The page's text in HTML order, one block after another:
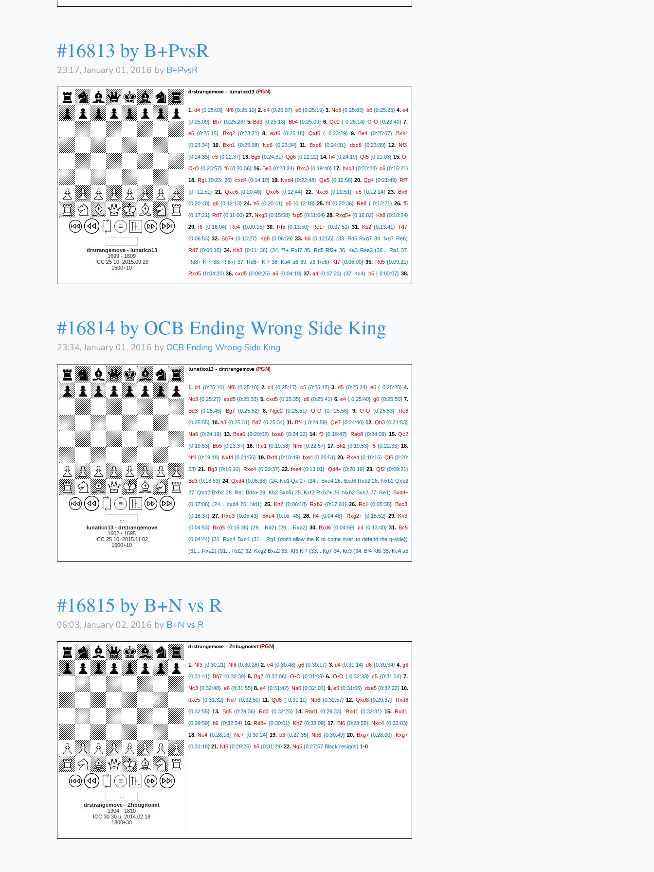
#16813 by B+PvsR
23:17, January 01, 2016 by B+PvsR
drstrangemove - lunatico13
1699 - 1609
ICC 25 10, 2015.09.29
1500+10
drstrangemove - lunatico13 (PGN)
1.d4 {0:25:03} Nf6 {0:25:10} 2.c4 {0:25:07} e6{0:25:19}3. Nc3{0:25:05} b6{0:25:25}4. e4
{0:25:09} Bb7{0:25:28}5.Bd3 {0:25:13} Bb4 {0:25:09} 6. Qe2{ 0:25:14} O-O {0:23:40} 7.
e5 {0:25:15} Bxg2{0:23:21}8. exf6{0:25:18} Qxf6 { 0:23:29}9.Be4 {0:25:07} Bxh1
{0:23:34} 10. Bxh1 {0:25:08} Nc6 {0:23:34} 11. Bxc6{0:24:31} dxc6{0:23:39}12.Nf3
{0:24:35} c5 {0:22:37} 13. Bg5 {0:24:31} Qg6 {0:22:22} 14. h4 {0:24:19} Qf5 {0:21:03} 15. O-
O-O {0:23:57} f6 {0:20:06} 16. Be3{0:23:24} Bxc3 {0:19:40} 17. bxc3{0:23:28} c6{0:16:21}
18. Rg1 {0:23: 26} cxd4{0:14:10} 19. Nxd4{0:22:48} Qe5 {0:12:58}20.Qg4 {0:21:49} Rf7
{0: 12:51} 21.Qxe6 {0:20:48} Qxe6{0:12:44} 22. Nxe6{0:20:51} c5{0:12:14}23. Bh6
{0:20:40} g6 {0:12:13} 24. h5{0:20:41} g5{0:12:18}25.f4 {0:20:36} Re8 { 0:12:21}26. f5
{0:17:21} Rd7 {0:11:00} 27. Nxg5 {0:15:58} fxg5 {0:11:04} 28. Rxg5+ {0:16:02} Kh8 {0:10:24}
29.f6 {0:16:04} Re4 {0:09:15}30. Rf5{0:13:50} Re1+ {0:07:51}31. Kb2{0:13:41} Rf7
{0:06:53} 32. Bg7+{0:13:27} Kg8{0:06:59} 33. h6{0:12:55} (33. Rd5 Rxg7 34. fxg7 Re6)
Rd7 {0:06:16} 34.Kb3 {0:11: 36} (34. f7+ Rxf7 35. Rd5 Rf2+ 36. Ka3 Ree2 (36... Ra1 37.
Rd8+ Kf7 38. Rf8+) 37. Rd8+ Kf7 38. Ka4 a6 39. a3 Re6) Kf7{0:06:00} 35. Rd5{0:09:21}
Rxd5 {0:04:20}36.cxd5 {0:09:25} a6 {0:04:19} 37.a4 {0:07:23} (37. Kc4) b5 { 0:03:07} 38.
axb5{0:06:50} axb5{0:03:14}39.c4{0:06:57} Re3+{0:02:45}40.Kc2{0:06:27} b4
{0:04:03} {0:03: 55} {0:02:26}
{0:02:10} 49. Kc1 {0:03:50} c3{0:02:16 } 50.Bh8 {0:03:43} b3{0:02:20} 51. Bg7{0:03:42}
b2+
{0:02:02}52. {0:03: 44} Rd1+
#16814 by OCB Ending Wrong Side King
23:34, January 01, 2016 by OCB Ending Wrong Side King
lunatico13 - drstrangemove
1602 - 1695
ICC 25 10, 2015.11.02
1500+10
lunatico13 - drstrangemove (PGN)
1.d4 {0:25:10} Nf6{0:25:10} 2. c4{0:25:17} c5{0:25:17}3.d5 {0:25:24} e6 { 0:25:25}4.
Nc3 {0:25:27} exd5{0:25:33} 5.cxd5 {0:25:35} d6{0:25:41} 6.e4 { 0:25:40} g6 {0:25:50}7.
Bd3 {0:25:45} Bg7 {0:25:52} 8. Nge2{0:25:51} O-O {0: 25:56} 9. O-O {0:25:53} Re8
{0:25:55} 10.h3 {0:25:31} Bd7 {0:25:34} 11.Bf4 { 0:24:59} Qe7 {0:24:40}12. Qb3{0:21:53}
Na6 {0:24:19} 13.Bxa6 {0:20:02} bxa6 {0:24:22}14. f3{0:19:47} Rab8{0:24:09} 15.Qc2
{0:19:53} Bb5{0:23:37} 16.Rfe1 {0:19:58} Nh5 {0:22:57} 17.Bh2 {0:19:53} f5 {0:22:33}18.
Nf4 {0:19:18} Nxf4 {0:21:56} 19. Bxf4{0:18:49} fxe4 {0:20:51} 20. Rxe4{0:18:16} Qf6{0:20:
53} 21. Bg3{0:16:10} Rxe4 {0:20:37}22.fxe4 {0:13:01} Qd4+{0:20:19} 23. Qf2{0:09:21}
Bd3 {0:18:53} 24.Qxd4 {0:06:38} (24. Nd1 Qxf2+ (24... Bxe4 25. Bxd6 Rxb2 26. Nxb2 Qxb2
27. Qxb2 Bxb2 28. Re1 Bd4+ 29. Kh2 Bxd5) 25. Kxf2 Rxb2+ 26. Nxb2 Bxb2 27. Re1) Bxd4+
{0:17:06} (24... cxd4 25. Nd1) 25. Kh2{0:06:18} Rxb2 {0:17:01} 26. Rc1 {0:05:38} Bxc3
{0:16:37} 27.Rxc3 {0:05:43} Bxe4{0:16: 45}28.h4 {0:04:48} Rxg2+{0:15:52}29. Kh3
{0:04:53} Bxd5 {0:15:38} (29... Rd2) (29... Rxa2) 30.Bxd6 {0:04:59} c4{0:13:40} 31. Bc5
{0:04:44} (31. Rxc4 Bxc4 (31... Rg1 {don't allow the K to come over to defend the q-side})
(31... Rxa2) (31... Rd2) 32. Kxg2 Bxa2 33. Kf3 Kf7 (33... Kg7 34. Ke3 (34. Bf4 Kf6 35. Ke4 a5
36. Kd3 Kf5 37. Bg5 (37. Be3 a4 38. Bxa7 a3 39. Kc3 Bd5 40. Kc2 Kg4 41. Bf2 h5 42. Be1)
Rxd3{0:04:03} (34. Rc1 c3)
{0:11:59} (36... a4 37. Ke5 (37. Bc1 a3 38. Ke3 a2 39. Bb2) (37. Bd2 a3 38. Ke3 a2 39.
Blunders half-a-point because it drops the d-pawn} (37... Bc6 38. Kd4 Bb5)
{0:03:43} Ke6{0:10:46} (40... h5 41. Kc2 g5 42. hxg5 h4 43. Kb2 h3 44. Be5) 41.Ke3{0 ??
Wrong way!} (41. Kd2 Kf5 42. Kc2 Kg4 43. Bf6 a1=Q 44. Bxa1 Kxh4 45. Kd2 Kg3 46. Bf6 h5
47. Ke1 h4 48. Kf1 h3 (48... g5 49. Bxg5 h3 50. Bd8 Bg2+ 51. Ke2 h2 52. Bc7+) (48... Bc4+
49. Kg1 g5 {!} 50. Bxg5 h3 51. Bd8 h2+ 52. Kh1 Bd5#) 49. Be5+ Kf3 50. Kg1 g5 51. Kh2 g4
52. Bg3) (41. Kc2 {! The only drawing move})
Kf5{0:10:50} (41... h5 42. Kd3 Kf5 43. Kc2 Kg4
44. Bf6 a1=Q 45. Bxa1 Kxh4 46. Kd2 Kg3 47. Be5+ Kf3 48. Bf6 Bc4 49. Ke1 Kg3 50. Be5+ Kf3
51. Bf6 Kg4 52. Kf2 Bd5 53. Be5 g5 54. Bf6 h4 55. Bd8 Kf4 56. Be7 h3 57. Bd8)42.Kf2 {0 ?}
(42. Kd3 Kg4 43. Bf6 h5 44. Kc2 a1=Q 45. Bxa1 Kxh4 46. Be5 Kh3 (46... g5 47. Bf6 Kg4 48.
#16815 by B+N vs R
06:03, January 02, 2016 by B+N vs R
drstrangemove - Zhbugnoimt
1904 - 1810
ICC 30 30 u, 2014.02.18
1800+30
drstrangemove - Zhbugnoimt(PGN)
1.Nf3 {0:30:21} Nf6{0:30:28} 2. c4{0:30:48} g6 {0:30:17} 3. d4{0:31:14} d6 {0:30:34}4. g3
{0:31:41} Bg7 {0:30:39}5.Bg2 {0:32:06} O-O {0:31:06}6. O-O { 0:32:33} c5 {0:31:34}7.
Nc3 {0:32:48} e6{0:31:55}8.e4 {0:31:42} Na6{0:32: 03} 9.e5 {0:31:06} dxe5{0:32:22}10.
dxe5 {0:31:32} Nd7 {0:32:50}11.Qd6 { 0:31:11} Nb6{0:32:57}12. Qxd8{0:29:37} Rxd8
{0:32:55} 13. Bg5{0:29:36} Rd3 {0:32:25}14.Rad1 {0:29:33} Rxd1 {0:32:31} 15. Rxd1
{0:29:59} h6 {0:32:54}16.Rd8+ {0:30:01} Kh7{0:33:09} 17. Bf6{0:28:55} Nxc4 {0:33:03}
18.Ne4 {0:28:18} Nc7 {0:30:24}19. b3{0:27:35} Nb6 {0:30:49}20. Bxg7{0:28:00} Kxg7
{0:31:18} 21. Nf6 {0:28:26} h5 {0:31:29} 22. Ng5 {0:27:57 Black resigns} 1-0